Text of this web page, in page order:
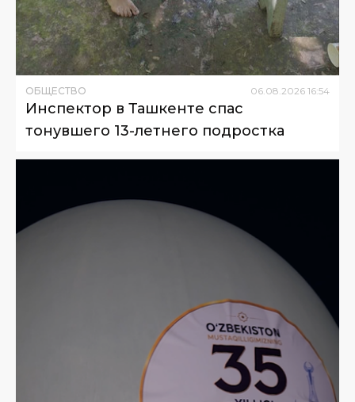
ОБЩЕСТВО 06.08.2026 16:54
Инспектор в Ташкенте спас
тонувшего 13-летнего подростка